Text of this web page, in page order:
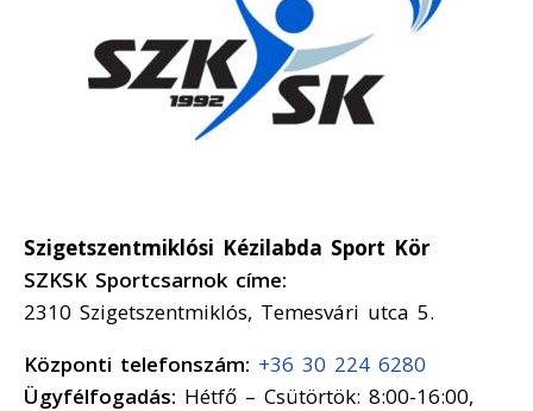
Szigetszentmiklósi Kézilabda Sport Kör
SZKSK Sportcsarnok címe:
2310 Szigetszentmiklós, Temesvári utca 5.
Központi telefonszám: +36 30 224 6280
Ügyfélfogadás: Hétfő – Csütörtök: 8:00-16:00,